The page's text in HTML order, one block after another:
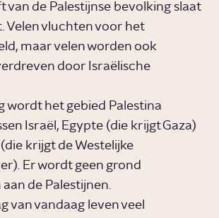
van de Palestijnse bevolking slaat
Velen vluchten voor het
maar velen worden ook
door Israëlische
wordt het gebied Palestina
Israël, Egypte (die krijgt Gaza)
krijgt de Westelijke
Er wordt geen grond
de Palestijnen.
van vandaag leven veel